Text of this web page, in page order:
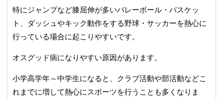
特にジャンプなど膝屈伸が多いバレーボール・バスケッ
ト、ダッシュやキック動作をする野球・サッカーを熱心に
行っている場合に起こりやすいです。
オスグッド病になりやすい原因があります。
小学高学年～中学生になると、クラブ活動や部活動などこ
れまでに増して熱心にスポーツを行うことも多くなりま